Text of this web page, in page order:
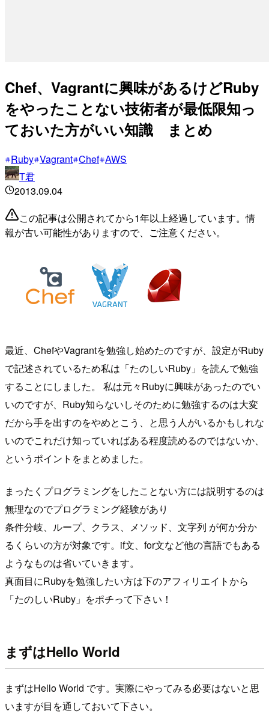
Chef、Vagrantに興味があるけどRuby
をやったことない技術者が最低限知っ
ておいた方がいい知識 まとめ
Ruby Vagrant Chef AWS
T君
2013.09.04
この記事は公開されてから1年以上経過しています。情
報が古い可能性がありますので、ご注意ください。
最近、ChefやVagrantを勉強し始めたのですが、設定がRuby
で記述されているため私は「たのしいRuby」を読んで勉強
することにしました。 私は元々Rubyに興味があったのでい
いのですが、Ruby知らないしそのために勉強するのは大変
だから手を出すのをやめとこう、と思う人がいるかもしれな
いのでこれだけ知っていればある程度読めるのではないか、
というポイントをまとめました。
まったくプログラミングをしたことない方には説明するのは
無理なのでプログラミング経験があり
条件分岐、ループ、クラス、メソッド、文字列 が何か分か
るくらいの方が対象です。if文、for文など他の言語でもある
ようなものは省いていきます。
真面目にRubyを勉強したい方は下のアフィリエイトから
「たのしいRuby」をポチって下さい！
まずはHello World
まずはHello World です。実際にやってみる必要はないと思
いますが目を通しておいて下さい。